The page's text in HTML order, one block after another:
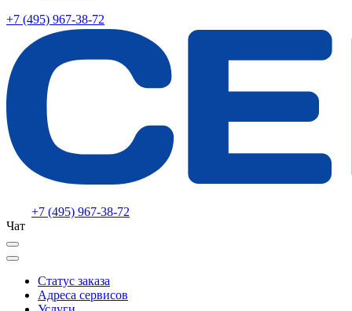
+7 (495) 967-38-72
+7 (495) 967-38-72
Чат
Статус заказа
Адреса сервисов